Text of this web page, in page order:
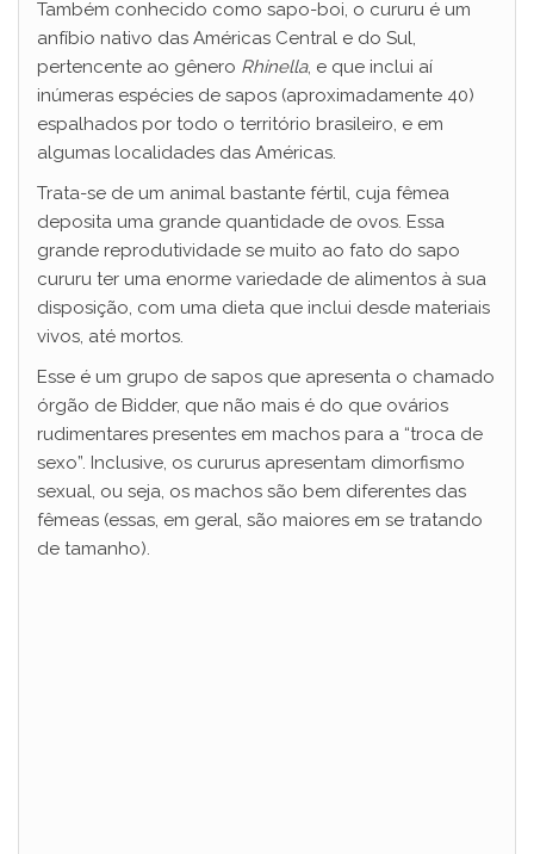
y
V
i
d
e
o
Também conhecido como sapo-boi, o cururu é um
anfíbio nativo das Américas Central e do Sul,
pertencente ao gênero Rhinella, e que inclui aí
inúmeras espécies de sapos (aproximadamente 40)
espalhados por todo o território brasileiro, e em
algumas localidades das Américas.
Trata-se de um animal bastante fértil, cuja fêmea
deposita uma grande quantidade de ovos. Essa
grande reprodutividade se muito ao fato do sapo
cururu ter uma enorme variedade de alimentos à sua
disposição, com uma dieta que inclui desde materiais
vivos, até mortos.
Esse é um grupo de sapos que apresenta o chamado
órgão de Bidder, que não mais é do que ovários
rudimentares presentes em machos para a “troca de
sexo”. Inclusive, os cururus apresentam dimorfismo
sexual, ou seja, os machos são bem diferentes das
fêmeas (essas, em geral, são maiores em se tratando
de tamanho).